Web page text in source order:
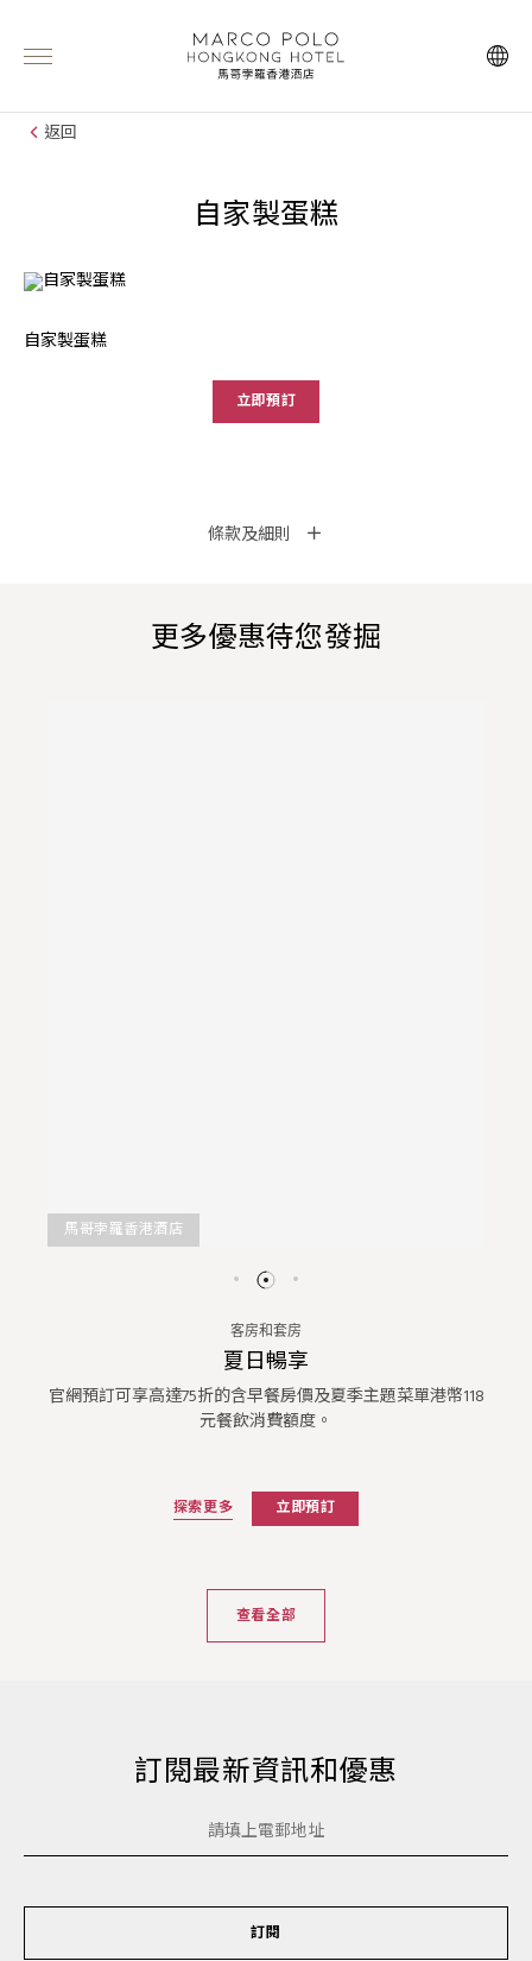
返回
自家製蛋糕
自家製蛋糕
立即預訂
條款及細則
更多優惠待您發掘
馬哥孛羅香港酒店
客房和套房
夏日暢享
官網預訂可享高達75折的含早餐房價及夏季主題菜單港幣118
元餐飲消費額度。
探索更多 立即預訂
查看全部
訂閱最新資訊和優惠
訂閱